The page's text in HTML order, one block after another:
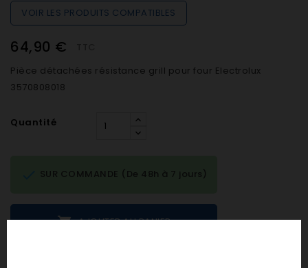
VOIR LES PRODUITS COMPATIBLES
64,90 €
Pièce détachées résistance grill pour four Electrolux
3570808018
Quantité
 AJOUTER AU PANIER
SUR COMMANDE (De 48h à 7 jours)